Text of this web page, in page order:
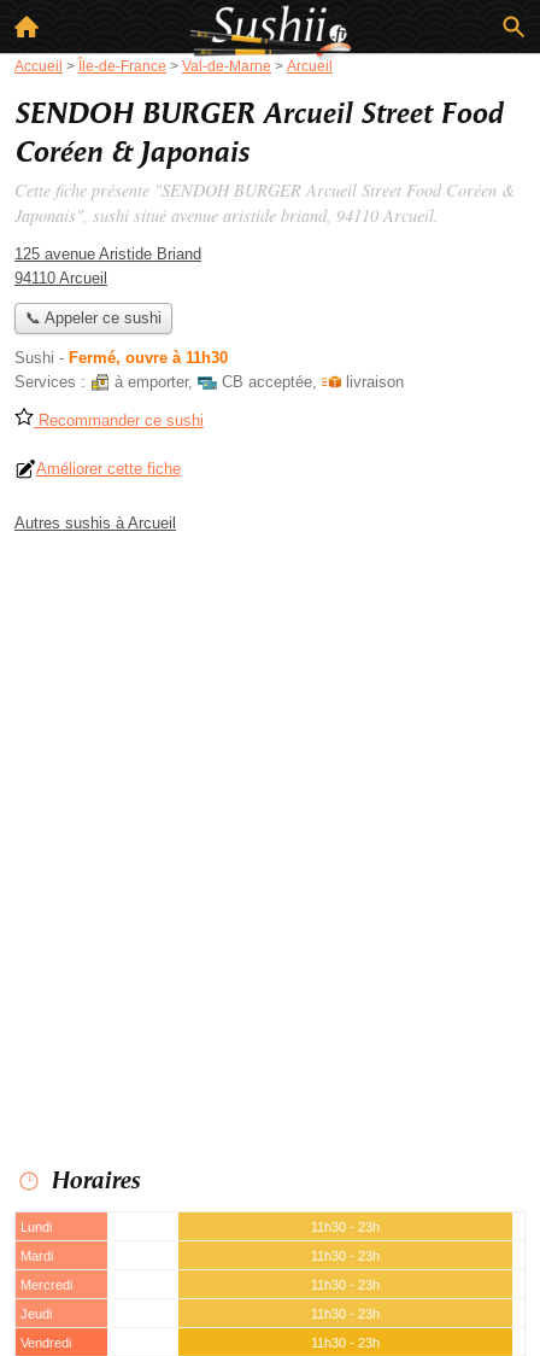
Accueil > Île-de-France > Val-de-Marne > Arcueil
SENDOH BURGER Arcueil Street Food
Coréen & Japonais
Cette fiche présente "SENDOH BURGER Arcueil Street Food Coréen &
Japonais", sushi situé avenue aristide briand, 94110 Arcueil.
125 avenue Aristide Briand
94110 Arcueil
📞 Appeler ce sushi
Sushi - Fermé, ouvre à 11h30
Services :
à emporter, CB acceptée, livraison
Recommander ce sushi
Améliorer cette fiche
Autres sushis à Arcueil
Horaires
Lundi
11h30 - 23h
Mardi
11h30 - 23h
Mercredi
11h30 - 23h
Jeudi
11h30 - 23h
Vendredi
11h30 - 23h